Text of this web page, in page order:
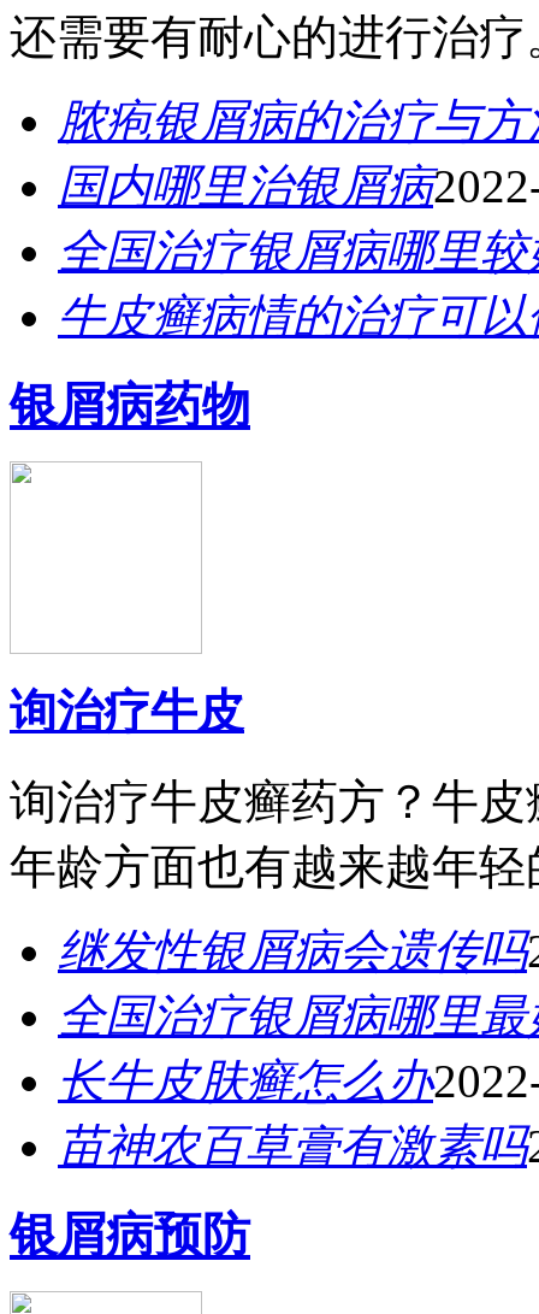
还需要有耐心的进行治疗
脓疱银屑病的治疗与
国内哪里治银屑病
全国治疗银屑病哪里
牛皮癣病情的治疗可
银屑病药物
询治疗牛皮
询治疗牛皮癣药方？牛
年龄方面也有越来越年轻
继发性银屑病会遗传吗
全国治疗银屑病哪里
长牛皮肤癣怎么办
苗神农百草膏有激素吗
银屑病预防